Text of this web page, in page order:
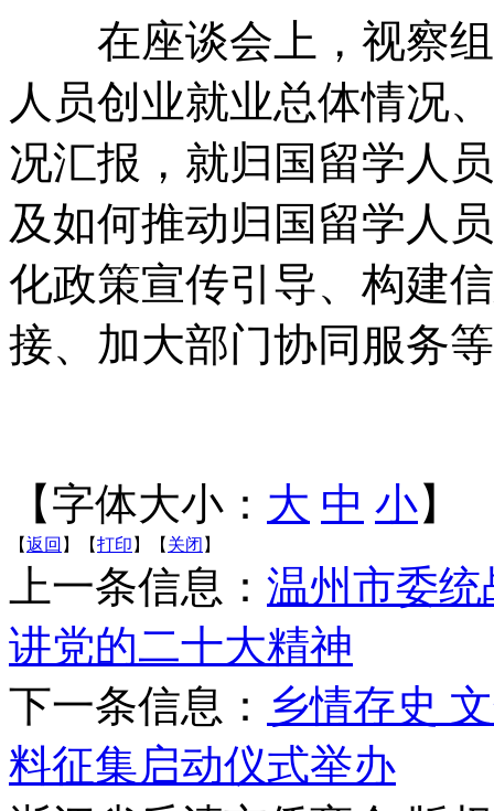
在座谈会上，视察组
人员创业就业总体情况
况汇报，就归国留学人
及如何推动归国留学人
化政策宣传引导、构建
接、加大部门协同服务
【字体大小： 大 中 小】
【返回 】【打印 】【 关闭 】
上一条信息： 温州市委
讲党的二十大精神
下一条信息： 乡情存史
料征集启动仪式举办